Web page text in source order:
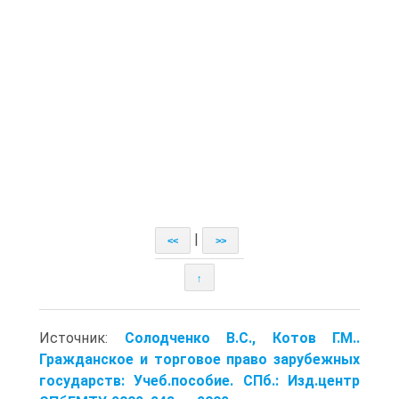
<< >>
↑
Источник: Солодченко В.С., Котов Г.М..
Гражданское и торговое право зарубежных
государств: Учеб.пособие. СПб.: Изд.центр